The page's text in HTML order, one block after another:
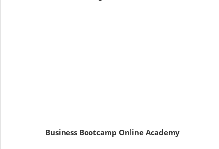
Business Bootcamp Online Academy